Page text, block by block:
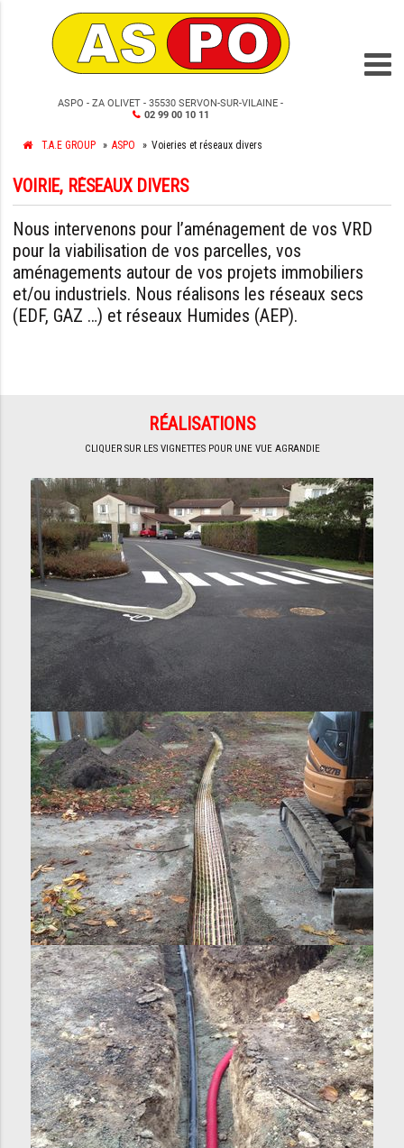
ASPO - ZA OLIVET - 35530 SERVON-SUR-VILAINE -
02 99 00 10 11
T.A.E GROUP ASPO Voieries et réseaux divers
VOIRIE, RÉSEAUX DIVERS
Nous intervenons pour l’aménagement de vos VRD
pour la viabilisation de vos parcelles, vos
aménagements autour de vos projets immobiliers
et/ou industriels. Nous réalisons les réseaux secs
(EDF, GAZ …) et réseaux Humides (AEP).
RÉALISATIONS
CLIQUER SUR LES VIGNETTES POUR UNE VUE AGRANDIE